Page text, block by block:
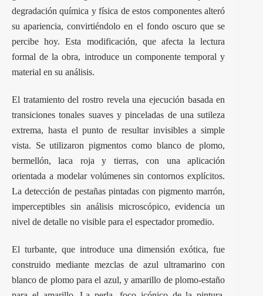
degradación química y física de estos componentes alteró
su apariencia, convirtiéndolo en el fondo oscuro que se
percibe hoy. Esta modificación, que afecta la lectura
formal de la obra, introduce un componente temporal y
material en su análisis.
El tratamiento del rostro revela una ejecución basada en
transiciones tonales suaves y pinceladas de una sutileza
extrema, hasta el punto de resultar invisibles a simple
vista. Se utilizaron pigmentos como blanco de plomo,
bermellón, laca roja y tierras, con una aplicación
orientada a modelar volúmenes sin contornos explícitos.
La detección de pestañas pintadas con pigmento marrón,
imperceptibles sin análisis microscópico, evidencia un
nivel de detalle no visible para el espectador promedio.
El turbante, que introduce una dimensión exótica, fue
construido mediante mezclas de azul ultramarino con
blanco de plomo para el azul, y amarillo de plomo-estaño